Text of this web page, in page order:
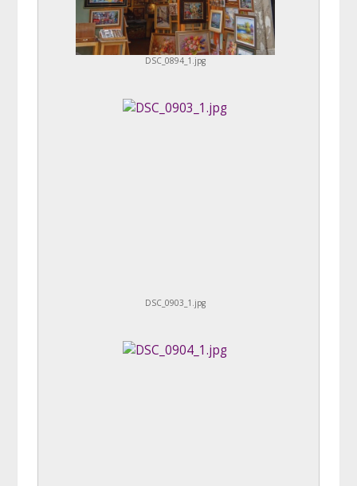
DSC_0894_1.jpg
DSC_0903_1.jpg